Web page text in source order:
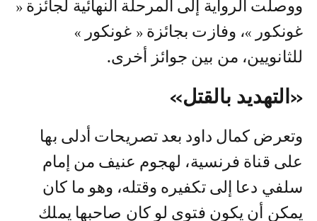
ووصلت الرواية إلى المرحلة النهائية لجائزة «
غونكور »، وفازت بجائزة « غونكور »
للثانويين، من بين جوائز أخرى.
«التهديد بالقتل»
وتعرض كمال داود بعد تصريحات أدلى بها
على قناة فرنسية، لهجوم عنيف من إمام
سلفي دعا إلى تكفيره وقتله، وهو ما كان
يمكن أن يكون فتوى لو كان صاحبها يملك